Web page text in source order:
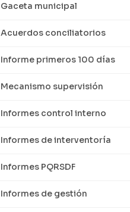
Gaceta municipal
Acuerdos conciliatorios
Informe primeros 100 días
Mecanismo supervisión
Informes control interno
Informes de interventoría
Informes PQRSDF
Informes de gestión